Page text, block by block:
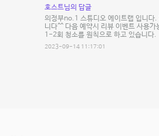
호스트님의 답글
의정부no.1 스튜디오 에이트랩 입니다
니다^^ 다음 예약시 리뷰 이벤트 사용
1-2회 청소를 원칙으로 하고 있습니다.
2023-09-14 11:17:01